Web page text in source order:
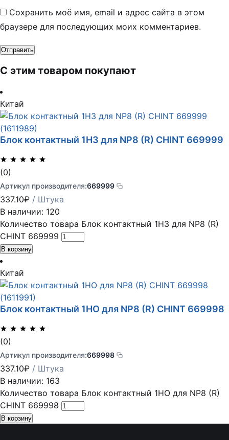
Сохранить моё имя, email и адрес сайта в этом
браузере для последующих моих комментариев.
С этим товаром покупают
Китай
Блок контактный 1НЗ для NP8 (R) CHINT 669999
(0)
Артикул производителя:669999
337.10₽ / Штука
В наличии: 120
Количество товара Блок контактный 1НЗ для NP8 (R)
CHINT 669999
В корзину
Китай
Блок контактный 1НО для NP8 (R) CHINT 669998
(0)
Артикул производителя:669998
337.10₽ / Штука
В наличии: 163
Количество товара Блок контактный 1НО для NP8 (R)
CHINT 669998
В корзину